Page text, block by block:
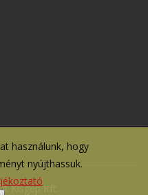
használunk, hogy
nyújthassuk.
Kisgép Kft.